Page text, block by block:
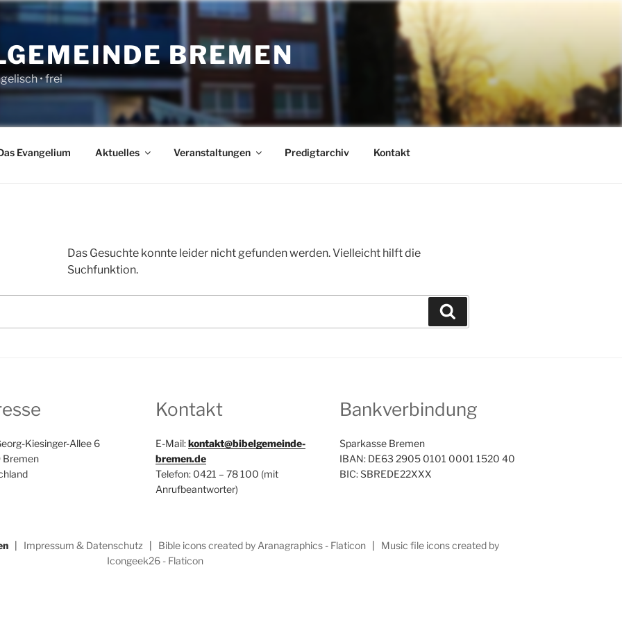
BREMEN
• frei
Evangelium Aktuelles Veranstaltungen Predigtarchiv Kontakt
Das Gesuchte konnte leider nicht gefunden werden. Vielleicht hilft die
Suchfunktion.
Kiesinger-Allee 6
Bremen
Kontakt
E-Mail:kontakt@bibelgemeinde-
bremen.de
Telefon: 0421 – 78 100 (mit
Anrufbeantworter)
Bankverbindung
Sparkasse Bremen
IBAN: DE63 2905 0101 0001 1520 40
BIC: SBREDE22XXX
| Impressum & Datenschutz Bible icons created by Aranagraphics - Flaticon| Music file icons created by
Icongeek26 - Flaticon